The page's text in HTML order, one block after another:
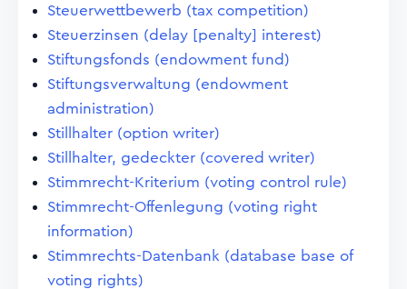
Steuerwettbewerb (tax competition)
Steuerzinsen (delay [penalty] interest)
Stiftungsfonds (endowment fund)
Stiftungsverwaltung (endowment
administration)
Stillhalter (option writer)
Stillhalter, gedeckter (covered writer)
Stimmrecht-Kriterium (voting control rule)
Stimmrecht-Offenlegung (voting right
information)
Stimmrechts-Datenbank (database base of
voting rights)